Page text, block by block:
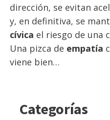
dirección, se evitan
y, en definitiva, se
cívica el riesgo de una
Una pizca de empatía
viene bien…
Categorías